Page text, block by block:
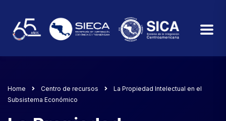
Home Centro de recursos
La Propiedad Intelectual en el
Subsistema Económico